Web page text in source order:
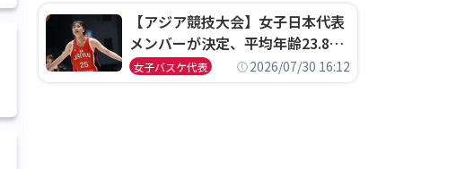
【アジア競技大会】女子日本代表
メンバーが決定、平均年齢23.8歳
のフレッシュなメンバーが日本開
女子バスケ代表 2026/07/30 16:12